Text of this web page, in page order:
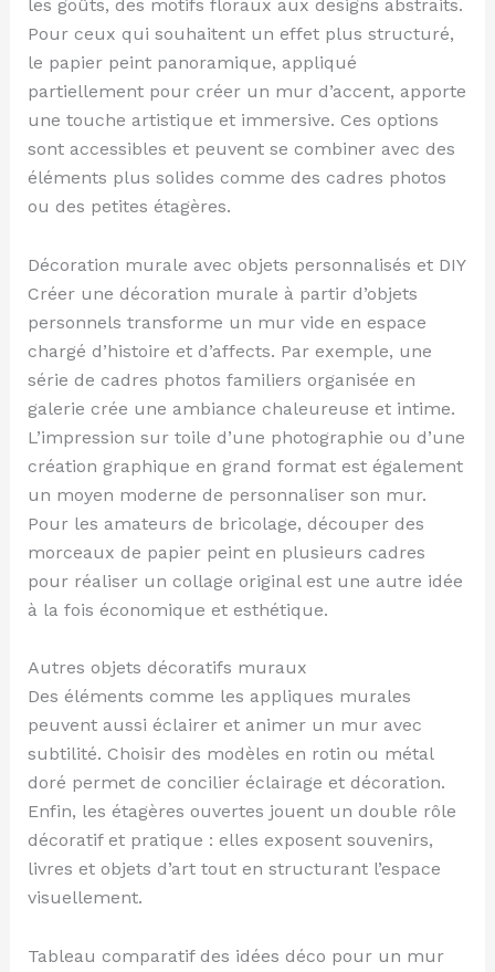
les goûts, des motifs floraux aux designs abstraits.
Pour ceux qui souhaitent un effet plus structuré,
le papier peint panoramique, appliqué
partiellement pour créer un mur d’accent, apporte
une touche artistique et immersive. Ces options
sont accessibles et peuvent se combiner avec des
éléments plus solides comme des cadres photos
ou des petites étagères.
Décoration murale avec objets personnalisés et DIY
Créer une décoration murale à partir d’objets
personnels transforme un mur vide en espace
chargé d’histoire et d’affects. Par exemple, une
série de cadres photos familiers organisée en
galerie crée une ambiance chaleureuse et intime.
L’impression sur toile d’une photographie ou d’une
création graphique en grand format est également
un moyen moderne de personnaliser son mur.
Pour les amateurs de bricolage, découper des
morceaux de papier peint en plusieurs cadres
pour réaliser un collage original est une autre idée
à la fois économique et esthétique.
Autres objets décoratifs muraux
Des éléments comme les appliques murales
peuvent aussi éclairer et animer un mur avec
subtilité. Choisir des modèles en rotin ou métal
doré permet de concilier éclairage et décoration.
Enfin, les étagères ouvertes jouent un double rôle
décoratif et pratique : elles exposent souvenirs,
livres et objets d’art tout en structurant l’espace
visuellement.
Tableau comparatif des idées déco pour un mur